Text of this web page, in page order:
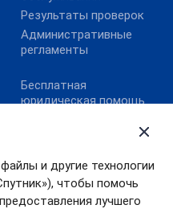
и другие технологии
чтобы помочь
лучшего
Результаты проверок
Административные
регламенты
Бесплатная
юридическая помощь
антитеррористической
Правительство
Ивановской области
Противодействие